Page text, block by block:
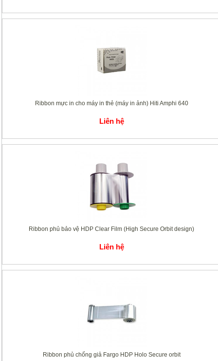
Ribbon mực in cho máy in thẻ (máy in ảnh) Hiti Amphi 640
Liên hệ
Ribbon phủ bảo vệ HDP Clear Film (High Secure Orbit design)
Liên hệ
Ribbon phủ chống giả Fargo HDP Holo Secure orbit